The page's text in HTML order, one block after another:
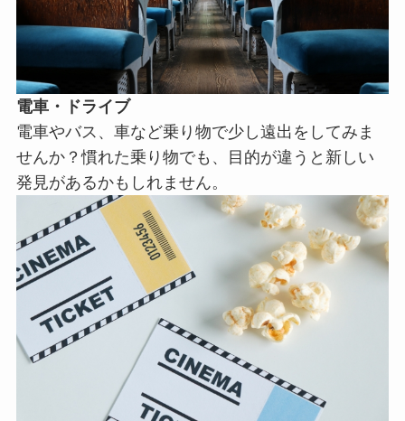
電車・ドライブ
電車やバス、車など乗り物で少し遠出をしてみま
せんか？慣れた乗り物でも、目的が違うと新しい
発見があるかもしれません。